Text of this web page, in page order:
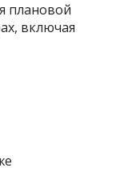
плановой
включая